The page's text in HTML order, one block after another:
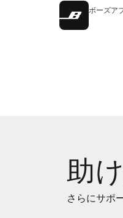
ボーズア
助
さらにサポ